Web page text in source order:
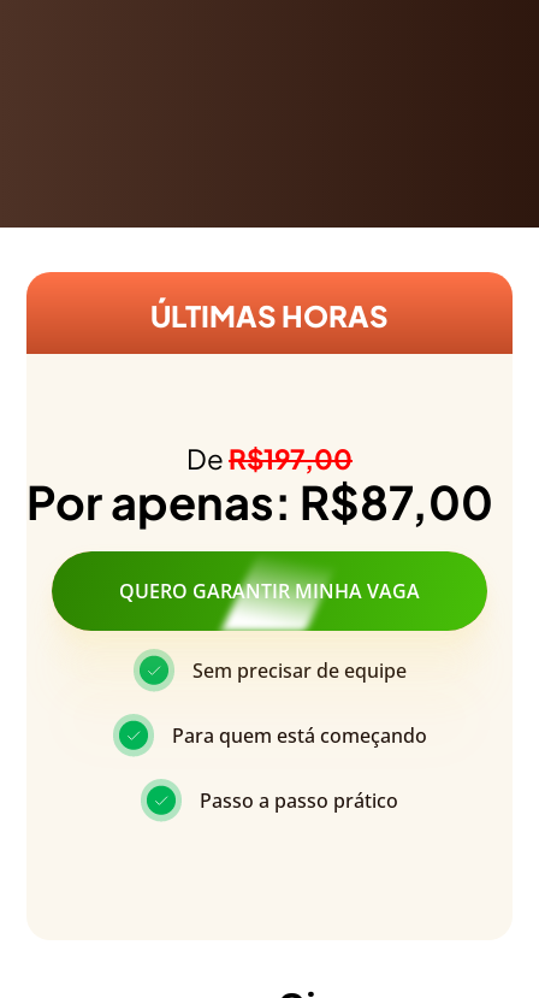
ÚLTIMAS HORAS
DeR$197,00
Por apenas: R$87,00
QUERO GARANTIR MINHA VAGA
Sem precisar de equipe
Para quem está começando
Passo a passo prático